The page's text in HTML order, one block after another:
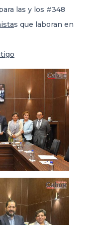
las y los #348
s que laboran en